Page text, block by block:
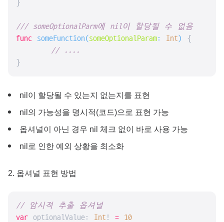
}
/// someOptionalParm에 nil이 할당될 수 없음
func
someFunction(someOptionalParam: Int)
{
// ....
}
nil이 할당될 수 있는지 없는지를 표현
nil의 가능성을 명시적(코드)으로 표현 가능
옵셔널이 아닌 경우 nil 체크 없이 바로 사용 가능
nil로 인한 예외 상황을 최소화
2. 옵셔널 표현 방법
// 암시적 추출 옵셔널
var optionalValue: Int ! = 10